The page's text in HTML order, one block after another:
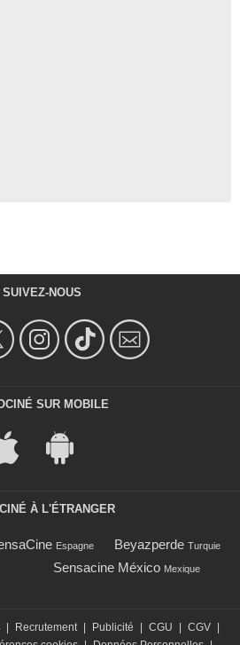
SUIVEZ-NOUS
SUR MOBILE
À L'ÉTRANGER
Espagne Beyazperde Turquie
Sensacine México Mexique
Recrutement Publicité CGU CGV